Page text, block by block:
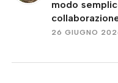
modo
26 GIUGNO